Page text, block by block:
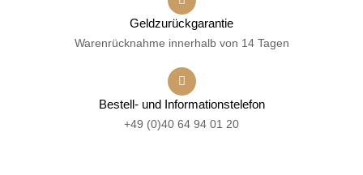
Geldzurückgarantie
Warenrücknahme innerhalb von 14 Tagen
Bestell- und Informationstelefon
+49 (0)40 64 94 01 20